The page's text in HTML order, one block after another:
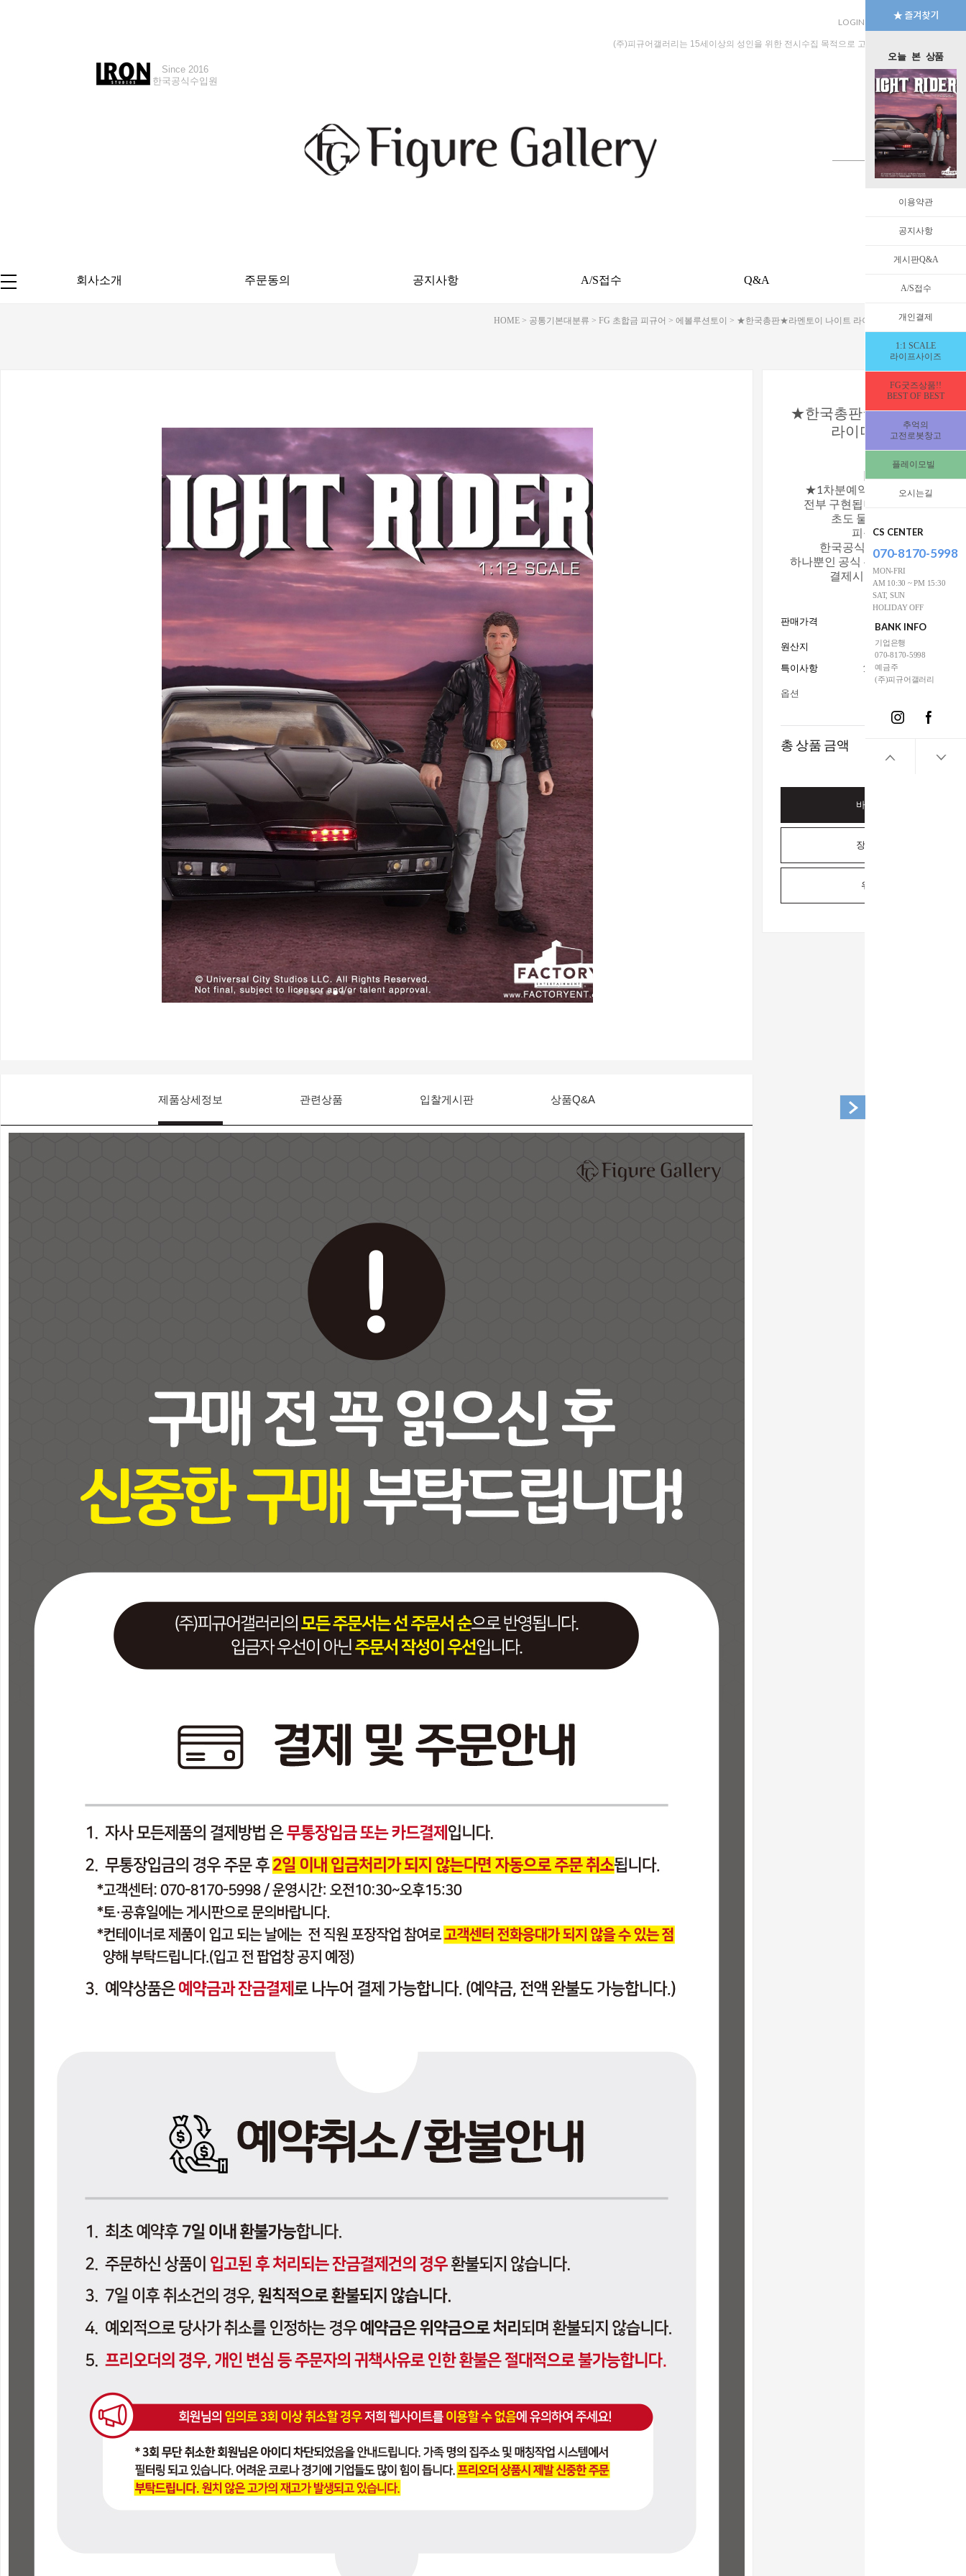
오늘 본 상품
이용약관
공지사항
게시판Q&A
A/S접수
개인결제
1:1 SCALE
라이프사이즈
FG굿즈상품!!
BEST OF BEST
추억의
고전로봇창고
플레이모빌
오시는길
CS CENTER
070-8170-5998
MON-FRI
AM 10:30 ~ PM 15:30
SAT, SUN
HOLIDAY OFF
BANK INFO
기업은행
070-8170-5998
예금주
(주)피규어갤러리
LOGIN JOIN MYPAGE
Since 2016
한국공식수입원
Since 2018
한국공식수입원
(주)피규어갤러리는 15세이상의 성인을 위한 전시수집 목적으로 고안된 수입판매 전문 법인
회사소개 주문동의 공지사항 A/S접수 Q&A
HOME > 공통기본대분류 > FG 초합금 피규어 > 에볼루션토이 > ★한국총판★라멘토이 나이트 라이더 전격 Z작전 1/12 스케
제품상세정보 관련상품 입찰게시판 상품Q&A
★한국총판★라멘토이 나
라이더 전격 Z작전
스케일
[2027년2분기입고
★1차분예약]▶실제 영화상의
전부 구현됩니다▶지금 주문하
초도 물량에 배치됩니다
피규어갤러리는 라멘
한국공식총판입니다▶한국
하나뿐인 공식 유통사 입니다▶일
결제시 2만원 할인적용 됩
(7/6일까지 할인
판매가격 585,000
원산지
특이사항 15세이상사용_전시수집
옵션
총 상품 금액
바로구매하기
장바구니담기
위시리스트